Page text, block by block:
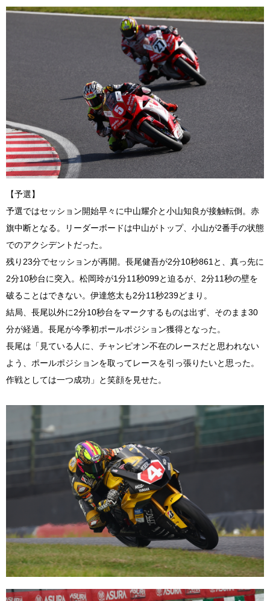
【予選】
予選ではセッション開始早々に中山耀介と小山知良が接触転倒。赤
旗中断となる。リーダーボードは中山がトップ、小山が2番手の状態
でのアクシデントだった。
残り23分でセッションが再開。長尾健吾が2分10秒861と、真っ先に
2分10秒台に突入。松岡玲が1分11秒099と迫るが、2分11秒の壁を
破ることはできない。伊達悠太も2分11秒239どまり。
結局、長尾以外に2分10秒台をマークするものは出ず、そのまま30
分が経過。長尾が今季初ポールポジション獲得となった。
長尾は「見ている人に、チャンピオン不在のレースだと思われない
よう、ポールポジションを取ってレースを引っ張りたいと思った。
作戦としては一つ成功」と笑顔を見せた。